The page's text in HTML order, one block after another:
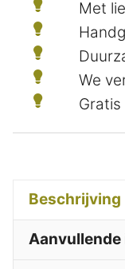
Met
We
Beschrijving